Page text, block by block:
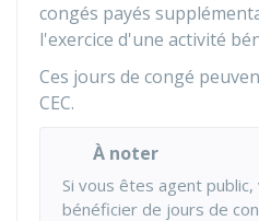
congés payés
l'exercice d'une activité
Ces jours de congé
CEC.
À noter
Si vous êtes agent
bénéficier de jours de